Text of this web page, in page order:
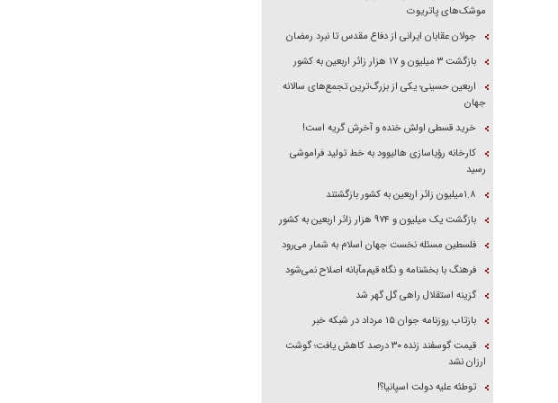
موشک‌های پاتریوت
جولان عقابان ایرانی از دفاع مقدس تا نبرد رمضان
بازگشت ۳ میلیون و ۱۷ هزار زائر اربعین به کشور
اربعین حسینی؛ یکی از بزرگ‌ترین تجمع‌های سالانه
جهان
خرید قسطی اولش خنده و آخرش گریه است!
کارخانه رؤیاسازی هالیوود به خط تولید فراموشی
رسید
۱.۸میلیون زائر اربعین به کشور بازگشتند
بازگشت یک میلیون و ۹۷۴ هزار زائر اربعین به کشور
فلسطین مسئله نخست جهان اسلام به شمار می‌رود
فرهنگ با بخشنامه و نگاه قیم‌مآبانه اصلاح نمی‌شود
گزینه استقلال راهی گل گهر شد
بازتاب روزنامه جوان ۱۵ مرداد در شبکه خبر
قیمت گوسفند زنده ۳۰ درصد کاهش یافت؛ گوشت
ارزان نشد
توطئه علیه دولت اسپانیا؟!